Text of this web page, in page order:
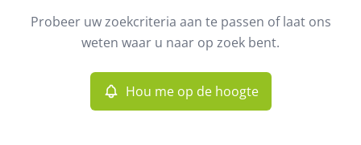
Probeer uw zoekcriteria aan te passen of laat ons
weten waar u naar op zoek bent.
Hou me op de hoogte